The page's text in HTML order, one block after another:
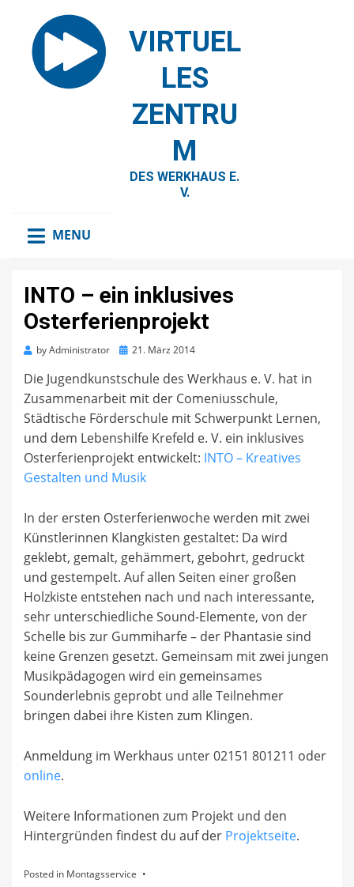
VIRTUEL
LES
ZENTRU
M
DES WERKHAUS E.
V.
MENU
INTO – ein inklusives
Osterferienprojekt
byAdministrator
Posted21. März 2014
Die Jugendkunstschule des Werkhaus e. V. hat in
Zusammenarbeit mit der Comeniusschule,
Städtische Förderschule mit Schwerpunkt Lernen,
und dem Lebenshilfe Krefeld e. V. ein inklusives
Osterferienprojekt entwickelt: INTO – Kreatives
Gestalten und Musik
In der ersten Osterferienwoche werden mit zwei
Künstlerinnen Klangkisten gestaltet: Da wird
geklebt, gemalt, gehämmert, gebohrt, gedruckt
und gestempelt. Auf allen Seiten einer großen
Holzkiste entstehen nach und nach interessante,
sehr unterschiedliche Sound-Elemente, von der
Schelle bis zur Gummiharfe – der Phantasie sind
keine Grenzen gesetzt. Gemeinsam mit zwei jungen
Musikpädagogen wird ein gemeinsames
Sounderlebnis geprobt und alle Teilnehmer
bringen dabei ihre Kisten zum Klingen.
Anmeldung im Werkhaus unter 02151 801211 oder
online.
Weitere Informationen zum Projekt und den
Hintergründen findest du auf der Projektseite.
Posted in Montagsservice